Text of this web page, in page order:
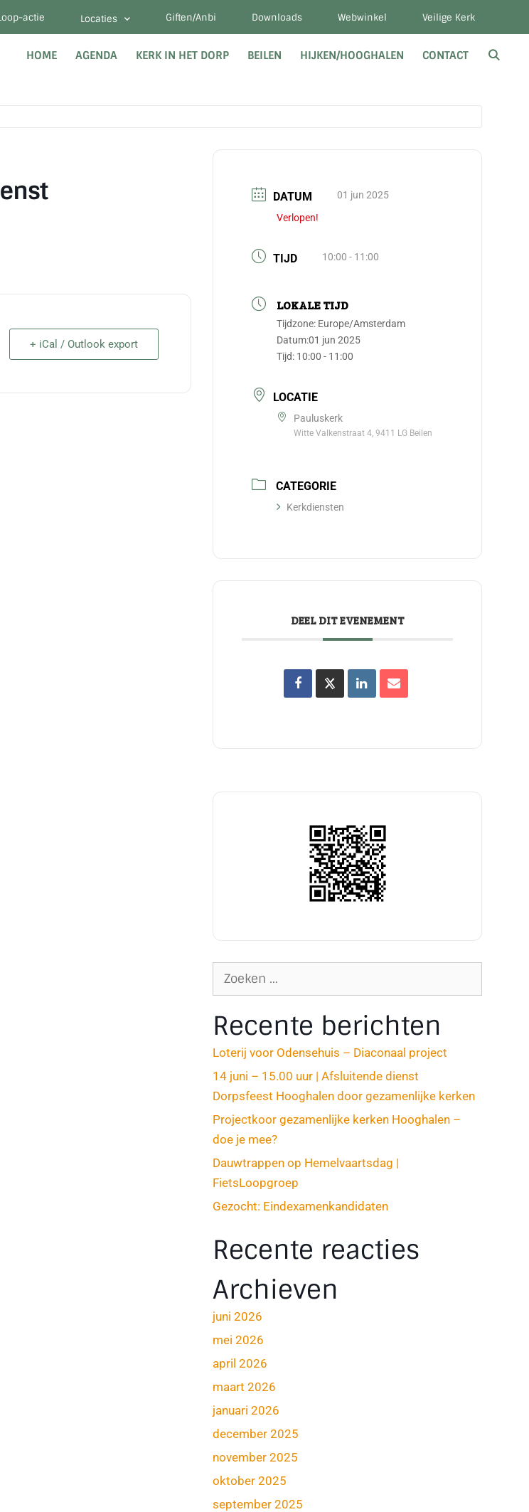
actie Locaties Giften/Anbi Downloads Webwinkel Veilige Kerk
HOME AGENDA KERK IN HET DORP BEILEN HIJKEN/HOOGHALEN CONTACT
+ iCal / Outlook export
DATUM
01 jun 2025
Verlopen!
TIJD 10:00 - 11:00
LOKALE TIJD
Tijdzone: Europe/Amsterdam
Datum:01 jun 2025
Tijd: 10:00 - 11:00
LOCATIE
Pauluskerk
Witte Valkenstraat 4, 9411 LG Beilen
CATEGORIE
Kerkdiensten
DEEL DIT EVENEMENT
Recente berichten
Loterij voor Odensehuis – Diaconaal project
14 juni – 15.00 uur | Afsluitende dienst
Dorpsfeest Hooghalen door gezamenlijke kerken
Projectkoor gezamenlijke kerken Hooghalen –
doe je mee?
Dauwtrappen op Hemelvaartsdag |
FietsLoopgroep
Gezocht: Eindexamenkandidaten
Recente reacties
Archieven
juni 2026
mei 2026
april 2026
maart 2026
januari 2026
december 2025
november 2025
oktober 2025
september 2025